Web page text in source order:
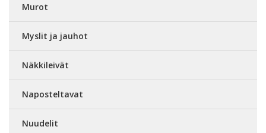
Murot
Myslit ja jauhot
Näkkileivät
Naposteltavat
Nuudelit